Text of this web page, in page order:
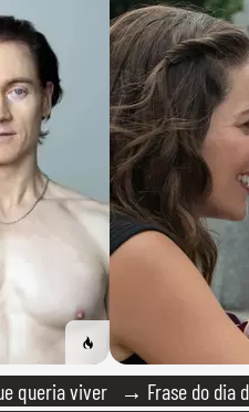
queria viver
→ Frase do dia